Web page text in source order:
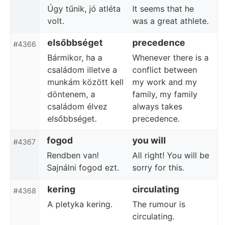
Úgy tűnik, jó atléta
volt.
It seems that he
was a great athlete.
#4366 elsőbbséget precedence
Bármikor, ha a
családom illetve a
munkám között kell
döntenem, a
családom élvez
elsőbbséget.
Whenever there is a
conflict between
my work and my
family, my family
always takes
precedence.
#4367 fogod you will
Rendben van!
Sajnálni fogod ezt.
All right! You will be
sorry for this.
#4368 kering circulating
A pletyka kering.
The rumour is
circulating.